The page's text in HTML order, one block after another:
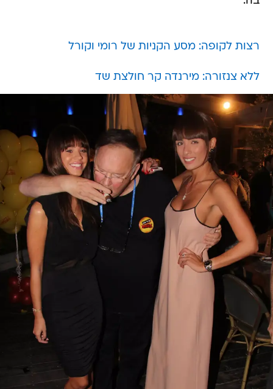
רצות לקופה: מסע הקניות של רומי וקורל
ללא צנזורה: מירנדה קר חולצת שד